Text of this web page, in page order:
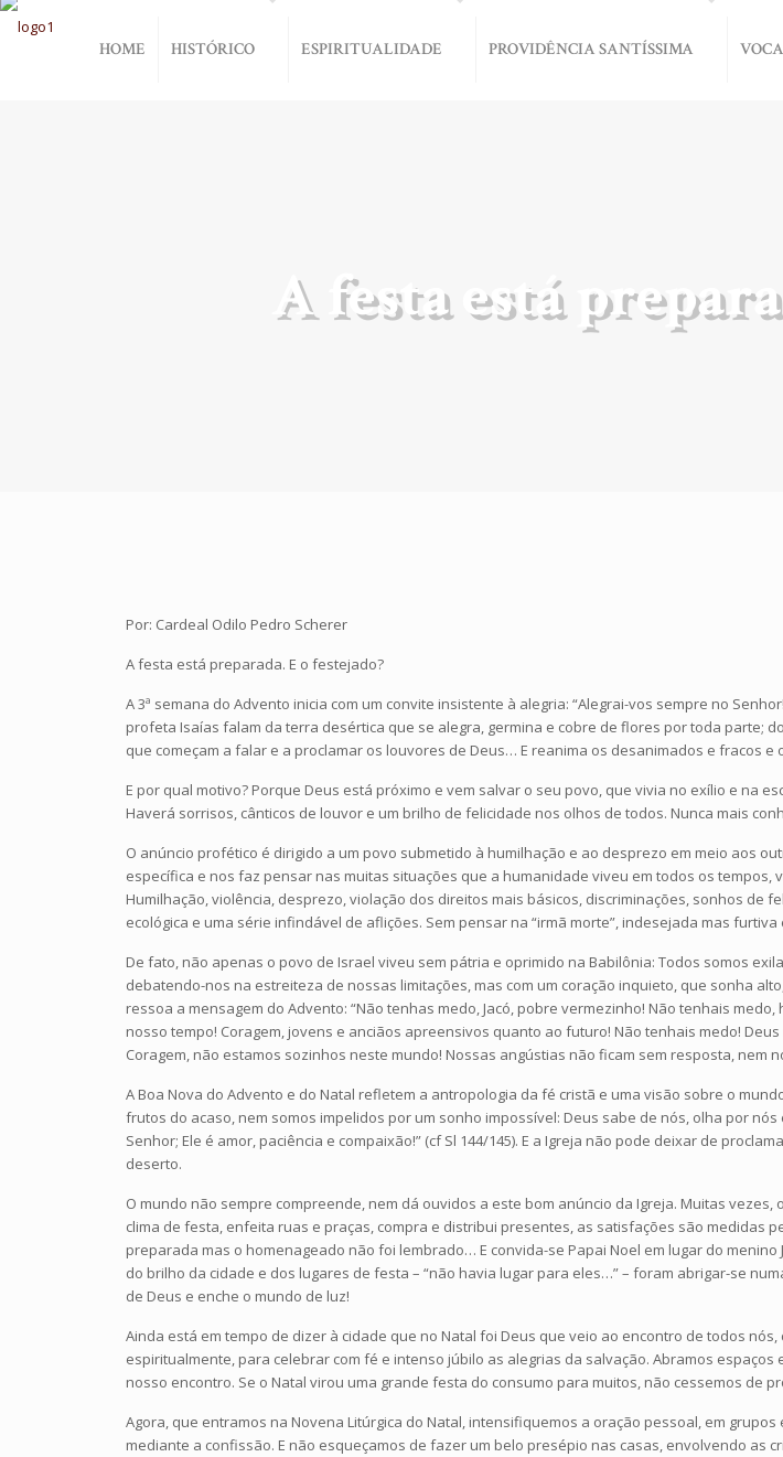
HOME HISTÓRICO ESPIRITUALIDADE PROVIDÊNCIA SANTÍSSIMA
A festa está
Por: Cardeal Odilo Pedro Scherer
A festa está preparada. E o festejado?
A 3ª semana do Advento inicia com um convite insistente à alegria: “Alegrai-vos sempre no
profeta Isaías falam da terra desértica que se alegra, germina e cobre de flores por toda parte;
que começam a falar e a proclamar os louvores de Deus… E reanima os desanimados e fracos
E por qual motivo? Porque Deus está próximo e vem salvar o seu povo, que vivia no exílio e na
Haverá sorrisos, cânticos de louvor e um brilho de felicidade nos olhos de todos. Nunca mais
O anúncio profético é dirigido a um povo submetido à humilhação e ao desprezo em meio aos
específica e nos faz pensar nas muitas situações que a humanidade viveu em todos os
Humilhação, violência, desprezo, violação dos direitos mais básicos, discriminações, sonhos
ecológica e uma série infindável de aflições. Sem pensar na “irmã morte”, indesejada mas
De fato, não apenas o povo de Israel viveu sem pátria e oprimido na Babilônia: Todos somos
debatendo-nos na estreiteza de nossas limitações, mas com um coração inquieto, que sonha
ressoa a mensagem do Advento: “Não tenhas medo, Jacó, pobre vermezinho! Não tenhais
nosso tempo! Coragem, jovens e anciãos apreensivos quanto ao futuro! Não tenhais medo!
Coragem, não estamos sozinhos neste mundo! Nossas angústias não ficam sem resposta, nem
A Boa Nova do Advento e do Natal refletem a antropologia da fé cristã e uma visão sobre o
frutos do acaso, nem somos impelidos por um sonho impossível: Deus sabe de nós, olha por
Senhor; Ele é amor, paciência e compaixão!” (cf Sl 144/145). E a Igreja não pode deixar de
deserto.
O mundo não sempre compreende, nem dá ouvidos a este bom anúncio da Igreja. Muitas
clima de festa, enfeita ruas e praças, compra e distribui presentes, as satisfações são medidas
preparada mas o homenageado não foi lembrado… E convida-se Papai Noel em lugar do
do brilho da cidade e dos lugares de festa – “não havia lugar para eles…” – foram abrigar-se
de Deus e enche o mundo de luz!
Ainda está em tempo de dizer à cidade que no Natal foi Deus que veio ao encontro de todos
espiritualmente, para celebrar com fé e intenso júbilo as alegrias da salvação. Abramos
nosso encontro. Se o Natal virou uma grande festa do consumo para muitos, não cessemos de
Agora, que entramos na Novena Litúrgica do Natal, intensifiquemos a oração pessoal, em
mediante a confissão. E não esqueçamos de fazer um belo presépio nas casas, envolvendo as